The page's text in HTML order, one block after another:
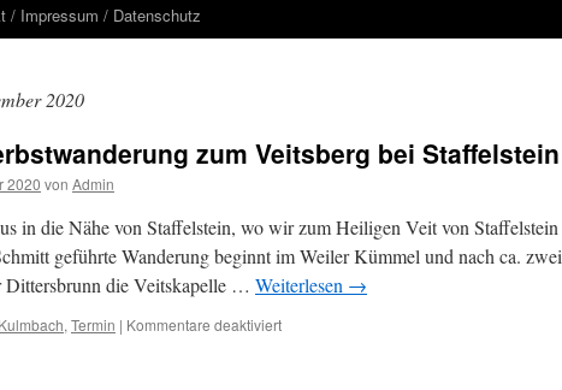
/ Impressum / Datenschutz
2020
zum Veitsberg bei Staffelstein
2020 von Admin
in die Nähe von Staffelstein, wo wir zum Heiligen Veit von Staffelstein
geführte Wanderung beginnt im Weiler Kümmel und nach ca. zwei
Dittersbrunn die Veitskapelle … Weiterlesen →
, Termin | Kommentare deaktiviertfür